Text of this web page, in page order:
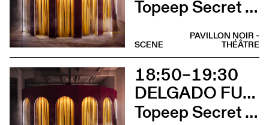
Topeep Secret Box (Complet)
PAVILLON NOIR -
THÉÂTRE
SCENE
18:50–19:30
DELGADO FUCHS
Topeep Secret Box